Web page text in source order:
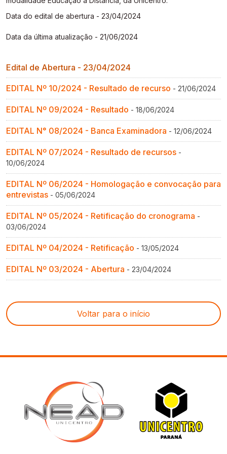
Data do edital de abertura - 23/04/2024
Data da última atualização - 21/06/2024
Edital de Abertura - 23/04/2024
EDITAL Nº 10/2024 - Resultado de recurso - 21/06/2024
EDITAL Nº 09/2024 - Resultado - 18/06/2024
EDITAL N° 08/2024 - Banca Examinadora - 12/06/2024
EDITAL Nº 07/2024 - Resultado de recursos -
10/06/2024
EDITAL Nº 06/2024 - Homologação e convocação para
entrevistas - 05/06/2024
EDITAL Nº 05/2024 - Retificação do cronograma -
03/06/2024
EDITAL Nº 04/2024 - Retificação - 13/05/2024
EDITAL Nº 03/2024 - Abertura - 23/04/2024
Voltar para o início
Gestão de Ambientes Promotores de Inovação
[GAPI]
Especialização em Gestão de Ambientes de
Docência na Educação Infantil [DINF]
Gestão Escolar [GESC]
Gestão de Ambientes Promotores de Inovação
[GAPI]
Especialização em Gestão de Ambientes de
Docência na Educação Infantil [DINF]
Gestão Escolar [GESC]
Gestão de Ambientes Promotores de Inovação
[GAPI]
Especialização em Gestão de Ambientes de
Docência na Educação Infantil [DINF]
Gestão Escolar [GESC]
Gestão de Ambientes Promotores de Inovação
[GAPI]
Especialização em Gestão de Ambientes de
Docência na Educação Infantil [DINF]
Gestão Escolar [GESC]
Gestão de Ambientes Promotores de Inovação
[GAPI]
Especialização em Gestão de Ambientes de
Docência na Educação Infantil [DINF]
Gestão Escolar [GESC]